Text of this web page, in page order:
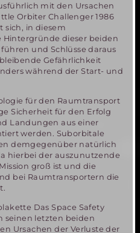
mit den Ursachen
Orbiter Challenger 1986
sich, in diesem
dieser beiden
und Schlüsse daraus
Gefährlichkeit
während der Start- und
für den Raumtransport
Sicherheit für den Erfolg
Landungen aus einer
werden. Suborbitale
demgegenüber natürlich
hierbei der auszunutzende
groß ist und die
bei Raumtransportern die
Das Space Safety
seinen letzten beiden
Ursachen der Verluste der